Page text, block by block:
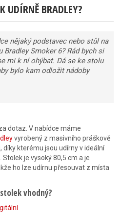
UDÍRNĚ BRADLEY?
nějaký podstavec nebo stůl na
Smoker 6? Rád bych si
mi k ní ohýbat. Dá se ke stolu
bylo kam odložit nádoby
dotaz. V nabídce máme
vyrobený z masivního práškově
díky kterému jsou udírny v ideální
je vysoký 80,5 cm a je
ho lze udírnu přesouvat z místa
vhodný?